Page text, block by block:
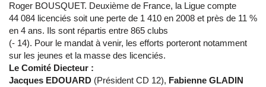
Roger BOUSQUET. Deuxième de France, la Ligue compte
44 084 licenciés soit une perte de 1 410 en 2008 et près de 11 %
en 4 ans. Ils sont répartis entre 865 clubs
(- 14). Pour le mandat à venir, les efforts porteront notamment
sur les jeunes et la masse des licenciés.
Le Comité Diecteur :
Jacques EDOUARD (Président CD 12), Fabienne GLADIN